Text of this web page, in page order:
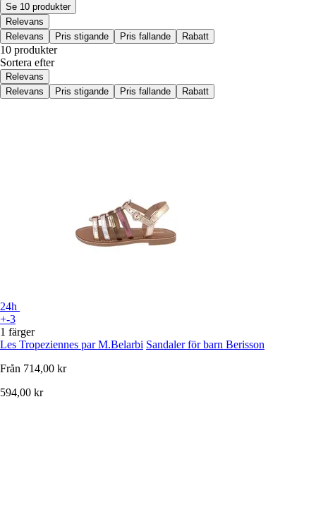
Se 10 produkter
Relevans
Relevans
Pris stigande Pris fallande Rabatt
10 produkter
Sortera efter
Relevans
Relevans
Pris stigande Pris fallande Rabatt
24h
+-3
1 färger
Les Tropeziennes par M.Belarbi Sandaler för barn Berisson
Från 714,00 kr
594,00 kr